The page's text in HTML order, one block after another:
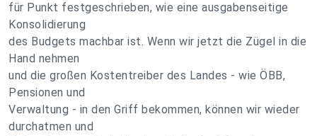
für Punkt festgeschrieben, wie eine ausgabenseitige
Konsolidierung
des Budgets machbar ist. Wenn wir jetzt die Zügel in die
Hand nehmen
und die großen Kostentreiber des Landes - wie ÖBB,
Pensionen und
Verwaltung - in den Griff bekommen, können wir wieder
durchatmen und